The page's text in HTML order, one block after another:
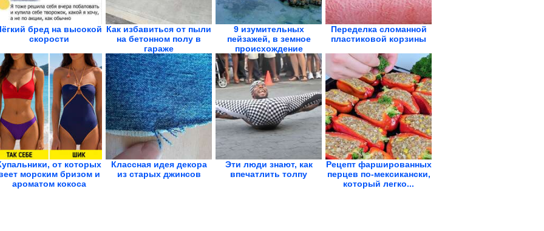
бред на высокой
скорости
Как избавиться от пыли
на бетонном полу в
гараже
9 изумительных
пейзажей, в земное
происхождение
которых...
Переделка сломанной
пластиковой корзины
от которых
морским бризом и
ароматом кокоса
Классная идея декора
из старых джинсов
Эти люди знают, как
впечатлить толпу
Рецепт фаршированных
перцев по-мексикански,
который легко...